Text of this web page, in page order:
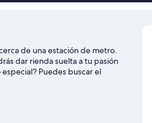
de una estación de metro.
dar rienda suelta a tu pasión
Puedes buscar el
merece la pena.